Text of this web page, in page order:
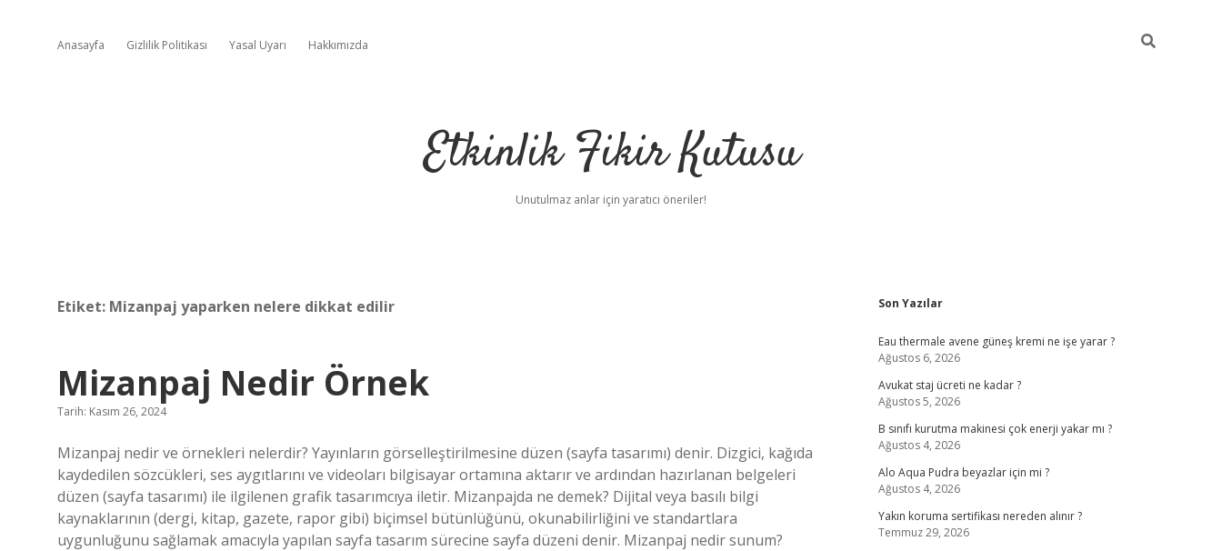
Anasayfa Gizlilik Politikası Yasal Uyarı Hakkımızda
Etkinlik Fikir Kutusu
Unutulmaz anlar için yaratıcı öneriler!
Etiket: Mizanpaj yaparken nelere dikkat edilir
Mizanpaj Nedir Örnek
Tarih: Kasım 26, 2024
Mizanpaj nedir ve örnekleri nelerdir? Yayınların görselleştirilmesine düzen (sayfa tasarımı) denir. Dizgici, kağıda
kaydedilen sözcükleri, ses aygıtlarını ve videoları bilgisayar ortamına aktarır ve ardından hazırlanan belgeleri
düzen (sayfa tasarımı) ile ilgilenen grafik tasarımcıya iletir. Mizanpajda ne demek? Dijital veya basılı bilgi
kaynaklarının (dergi, kitap, gazete, rapor gibi) biçimsel bütünlüğünü, okunabilirliğini ve standartlara
uygunluğunu sağlamak amacıyla yapılan sayfa tasarım sürecine sayfa düzeni denir. Mizanpaj nedir sunum?
Sidebar
Son Yazılar
Eau thermale avene güneş kremi ne işe yarar ?
Ağustos 6, 2026
Avukat staj ücreti ne kadar ?
Ağustos 5, 2026
B sınıfı kurutma makinesi çok enerji yakar mı ?
Ağustos 4, 2026
Alo Aqua Pudra beyazlar için mi ?
Ağustos 4, 2026
Yakın koruma sertifikası nereden alınır ?
Temmuz 29, 2026